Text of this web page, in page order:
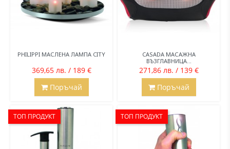
PHILIPPI МАСЛЕНА ЛАМПА CITY
369,65 лв. / 189 €
Поръчай
CASADA МАСАЖНА
ВЪЗГЛАВНИЦА...
271,86 лв. / 139 €
Поръчай
ТОП ПРОДУКТ ТОП ПРОДУКТ